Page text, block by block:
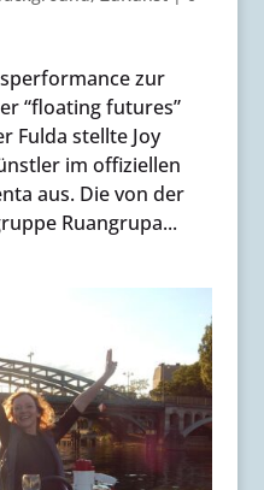
zur
“floating futures”
Fulda stellte Joy
im offiziellen
aus. Die von der
Ruangrupa...